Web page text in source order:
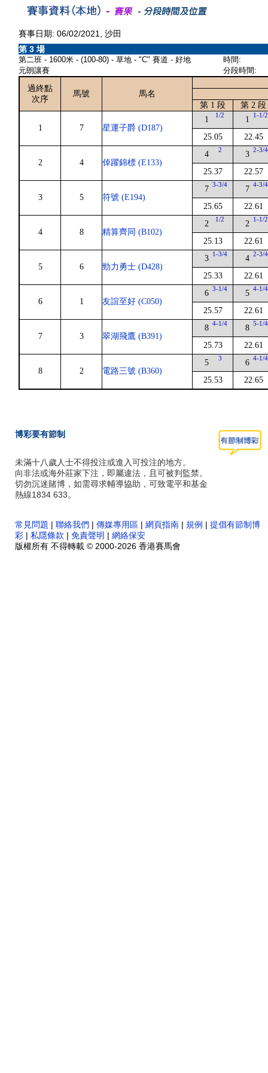
賽事日期: 06/02/2021, 沙田
第 3 場
第二班 - 1600米 - (100-80) - 草地 - "C" 賽道 - 好地
元朗讓賽
時間:
分段時間:
過終點
次序
馬號
馬名
第 1 段
第 2 段
1 7 星運子爵 (D187)
1 1/2
25.05
1 1-1/2
22.45
2 4 倬躍錦標 (E133)
4 2
25.37
3 2-3/4
22.57
3 5 符號 (E194)
7 3-3/4
25.65
7 4-3/4
22.61
4 8 精算齊同 (B102)
2 1/2
25.13
2 1-1/2
22.61
5 6 勁力勇士 (D428)
3 1-3/4
25.33
4 2-3/4
22.61
6 1 友誼至好 (C050)
6 3-1/4
25.57
5 4-1/4
22.61
7 3 翠湖飛鷹 (B391)
8 4-1/4
25.73
8 5-1/4
22.61
8 2 電路三號 (B360)
5 3
25.53
6 4-1/4
22.65
博彩要有節制
未滿十八歲人士不得投注或進入可投注的地方。
向非法或海外莊家下注，即屬違法，且可被判監禁。
切勿沉迷賭博，如需尋求輔導協助，可致電平和基金
熱線1834 633。
常見問題 | 聯絡我們 | 傳媒專用區 | 網頁指南 | 規例 | 提倡有節制博
彩 | 私隱條款 | 免責聲明 | 網絡保安
版權所有 不得轉載 © 2000-2026 香港賽馬會